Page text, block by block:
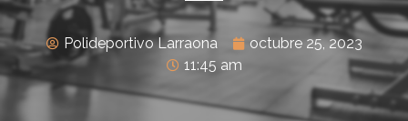
Polideportivo Larraona
octubre 25, 2023
11:45 am